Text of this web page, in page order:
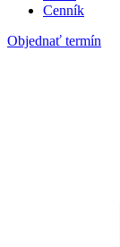
Cenník
Objednať termín